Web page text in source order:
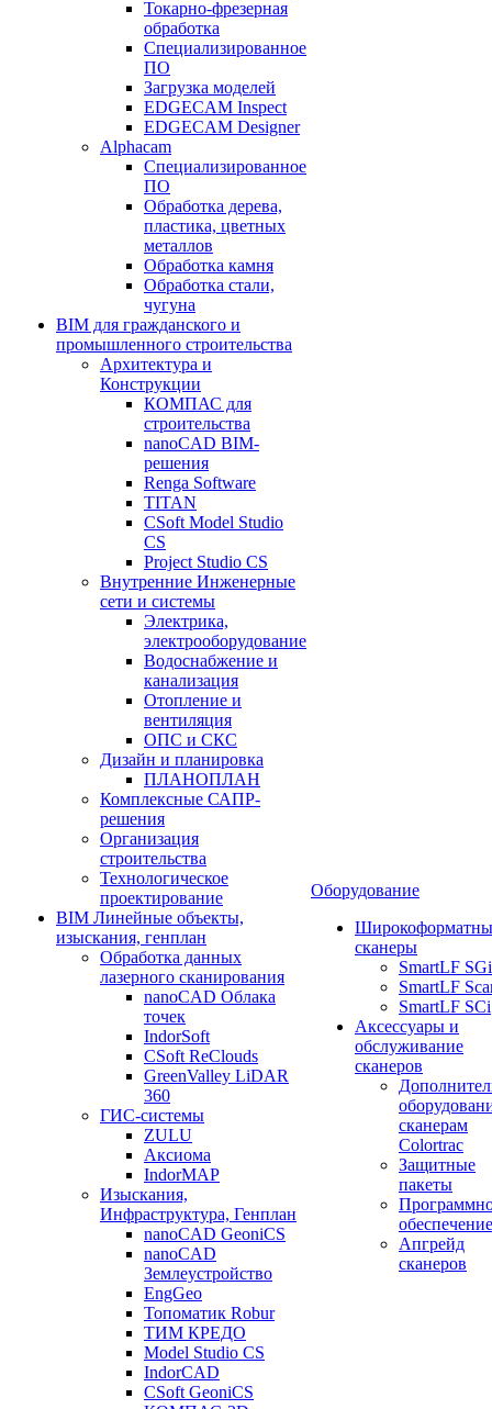
Токарно-фрезерная
обработка
Специализированное
ПО
Загрузка моделей
EDGECAM Inspect
EDGECAM Designer
Alphacam
Специализированное
ПО
Обработка дерева,
пластика, цветных
металлов
Обработка камня
Обработка стали,
чугуна
BIM для гражданского и
промышленного строительства
Архитектура и
Конструкции
КОМПАС для
строительства
nanoCAD BIM-
решения
Renga Software
TITAN
CSoft Model Studio
CS
Project Studio CS
Внутренние Инженерные
сети и системы
Электрика,
электрооборудование
Водоснабжение и
канализация
Отопление и
вентиляция
ОПС и СКС
Дизайн и планировка
ПЛАНОПЛАН
Комплексные САПР-
решения
Организация
строительства
Технологическое
проектирование
BIM Линейные объекты,
изыскания, генплан
Обработка данных
лазерного сканирования
nanoCAD Облака
точек
IndorSoft
CSoft ReClouds
GreenValley LiDAR
360
ГИС-системы
ZULU
Аксиома
IndorMAP
Изыскания,
Инфраструктура, Генплан
nanoCAD GeoniCS
nanoCAD
Землеустройство
EngGeo
Топоматик Robur
ТИМ КРЕДО
Model Studio CS
IndorCAD
CSoft GeoniCS
Оборудование
сканеры
SmartLF SGi
SmartLF
SmartLF SCi
Аксессуары и
обслуживание
сканеров
сканерам
Colortrac
Защитные
пакеты
обеспечение
Апгрейд
сканеров